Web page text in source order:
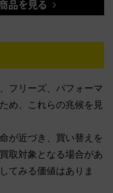
フリーズ、パフォーマ
め、これらの兆候を見
が近づき、買い替えを
取対象となる場合があ
てみる価値はありま